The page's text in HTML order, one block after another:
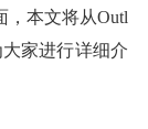
，本文将从Outl
家进行详细介